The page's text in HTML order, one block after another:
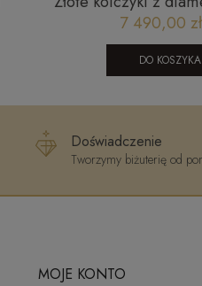
zapieciu angielskim
7 490,00 zł
DO KOSZYKA
Doświadczenie
Tworzymy biżuterię od
MOJE KONTO